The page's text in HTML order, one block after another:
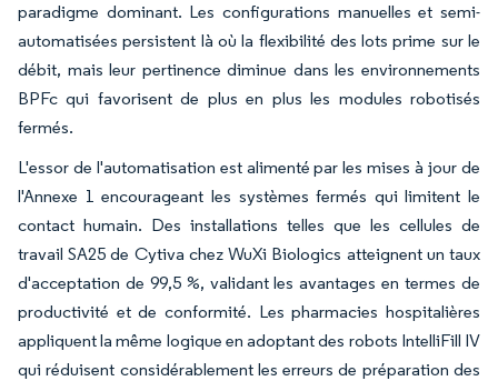
paradigme dominant. Les configurations manuelles et semi-
automatisées persistent là où la flexibilité des lots prime sur le
débit, mais leur pertinence diminue dans les environnements
BPFc qui favorisent de plus en plus les modules robotisés
fermés.
L'essor de l'automatisation est alimenté par les mises à jour de
l'Annexe 1 encourageant les systèmes fermés qui limitent le
contact humain. Des installations telles que les cellules de
travail SA25 de Cytiva chez WuXi Biologics atteignent un taux
d'acceptation de 99,5 %, validant les avantages en termes de
productivité et de conformité. Les pharmacies hospitalières
appliquent la même logique en adoptant des robots IntelliFill IV
qui réduisent considérablement les erreurs de préparation des